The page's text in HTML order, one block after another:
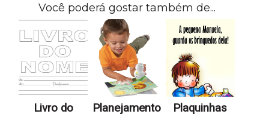
Você poderá gostar também de...
Livro do
Planejamento
Plaquinhas